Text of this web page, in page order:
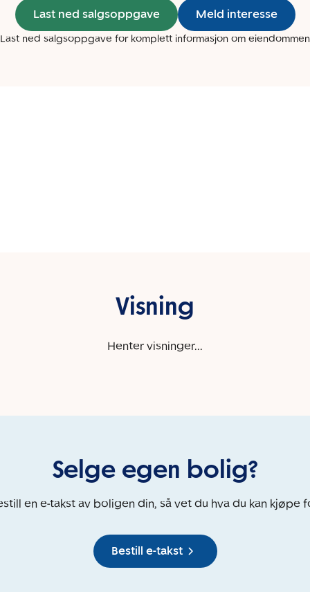
Last ned salgsoppgave Meld interesse
Last ned salgsoppgave for komplett informasjon om eiendommen
Visning
Henter visninger...
Selge egen bolig?
en e-takst av boligen din, så vet du hva du kan kjøpe
Bestill e-takst